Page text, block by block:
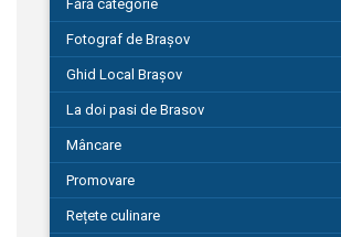
Fără categorie
Fotograf de Brașov
Ghid Local Brașov
La doi pasi de Brasov
Mâncare
Promovare
Rețete culinare